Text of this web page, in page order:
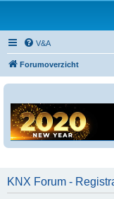
V&A
Forumoverzicht
KNX Forum -